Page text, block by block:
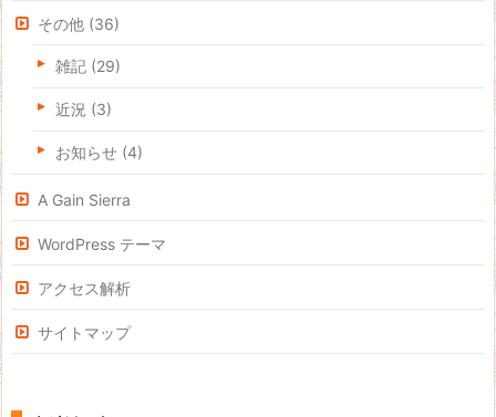
その他 (36)
雑記 (29)
近況 (3)
お知らせ (4)
A Gain Sierra
WordPress テーマ
アクセス解析
サイトマップ